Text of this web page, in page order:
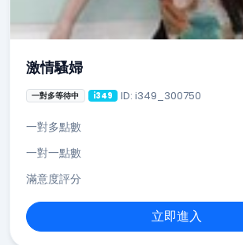
激情騷婦
一對多等待中 i349 ID: i349_300750
一對多點數
一對一點數
滿意度評分
立即進入